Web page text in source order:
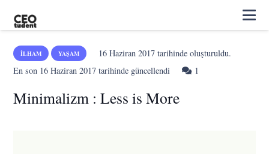
İLHAM YAŞAM 16 Haziran 2017tarihinde oluşturuldu.
En son 16 Haziran 2017 tarihinde güncellendi 1
Minimalizm : Less is More